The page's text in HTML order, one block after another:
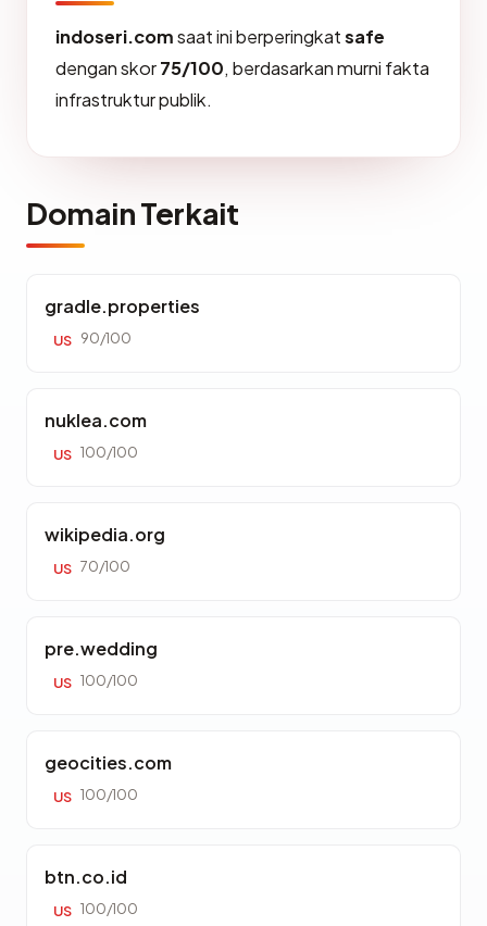
indoseri.comsaat ini berperingkatsafe
dengan skor75/100, berdasarkan murni fakta
infrastruktur publik.
Domain Terkait
gradle.properties
US 90/100
nuklea.com
US 100/100
wikipedia.org
US 70/100
pre.wedding
US 100/100
geocities.com
US 100/100
btn.co.id
US 100/100